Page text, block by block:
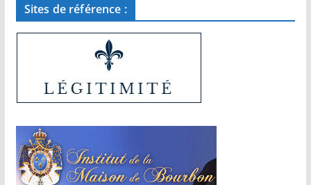
Sites de référence :